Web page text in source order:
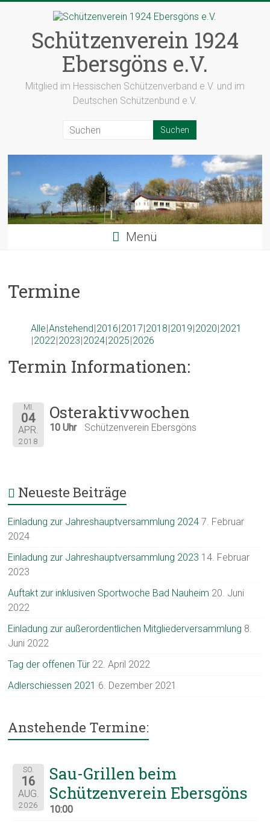
springenSchützenverein 1924
Ebersgöns e.V.
Mitglied im Hessischen Schützenverband e.V. und im
Deutschen Schützenbund e.V.
Menü
Termine
Alle Anstehend 2016 2017 2018 2019 2020 2021
2022 2023 2024 2025 2026
Termin Informationen:
MI.
04
APR.
2018
Osteraktivwochen
10 Uhr Schützenverein Ebersgöns
Neueste Beiträge
Einladung zur Jahreshauptversammlung 2024 7. Februar
2024
Einladung zur Jahreshauptversammlung 2023 14. Februar
2023
Auftakt zur inklusiven Sportwoche Bad Nauheim 20. Juni
2022
Einladung zur außerordentlichen Mitgliederversammlung 8.
Juni 2022
Tag der offenen Tür 22. April 2022
Adlerschiessen 2021 6. Dezember 2021
Anstehende Termine:
SO.
16
AUG.
2026
Sau-Grillen beim
Schützenverein Ebersgöns
10:00